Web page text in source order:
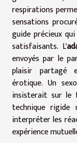
respirations
sensations
guide précieux
satisfaisants. L'
envoyés par le
plaisir partagé
érotique. Un
insisterait sur le
technique
interpréter les
expérience